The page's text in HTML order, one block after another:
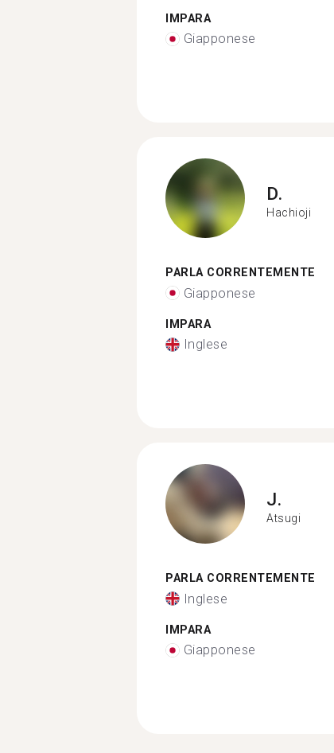
IMPARA
Giapponese
D.
Hachioji
PARLA CORRENTEMENTE
Giapponese
IMPARA
Inglese
J.
Atsugi
PARLA CORRENTEMENTE
Inglese
IMPARA
Giapponese